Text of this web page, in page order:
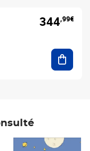
344,99€
Prix 7,50€